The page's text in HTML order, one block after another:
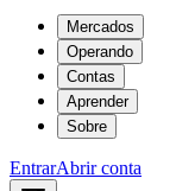
Mercados
Operando
Contas
Aprender
Sobre
EntrarAbrir conta